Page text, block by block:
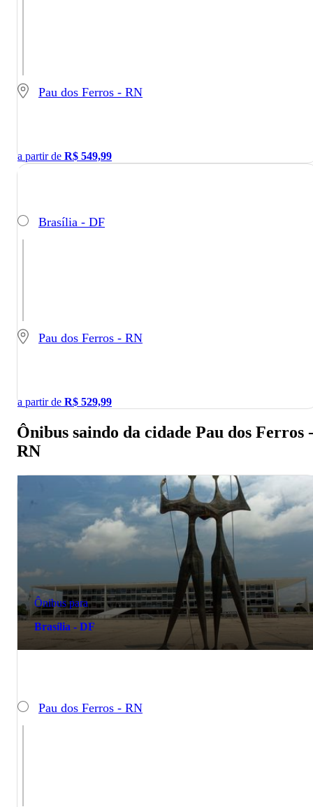
Pau dos Ferros - RN
a partir de R$ 549,99
Brasília - DF
Pau dos Ferros - RN
a partir de R$ 529,99
Ônibus saindo da cidade Pau dos Ferros -
RN
Ônibus para
Brasília - DF
Pau dos Ferros - RN